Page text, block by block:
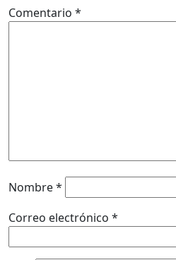
Comentario *
Nombre*
Correo electrónico *